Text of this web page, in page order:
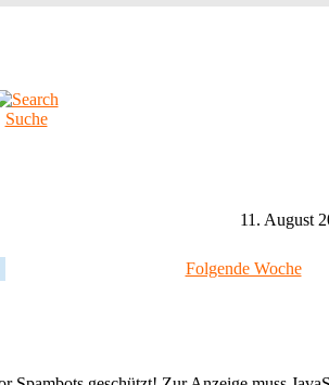
Suche
11. August
Folgende Woche